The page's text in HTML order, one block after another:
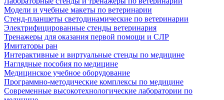
Модели и учебные макеты по ветеринарии
Стенд-планшеты светодинамические по ветеринарии
Электрифицированные стенды ветеринария
Тренажеры для оказания первой помощи и СЛР
Имитаторы ран
Интерактивные и виртуальные стенды по медицине
Наглядные пособия по медицине
Медицинское учебное оборудование
Программно-методические комплексы по медицине
Современные высокотехнологические лаборатории по